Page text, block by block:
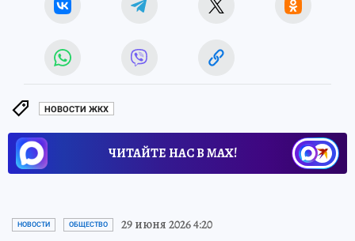
НОВОСТИ ЖКХ
ЧИТАЙТЕ НАС В МАХ!
НОВОСТИ ОБЩЕСТВО 29 июня 2026 4:20